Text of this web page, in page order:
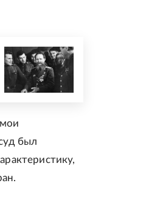
был